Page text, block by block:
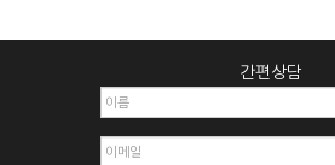
간편상담